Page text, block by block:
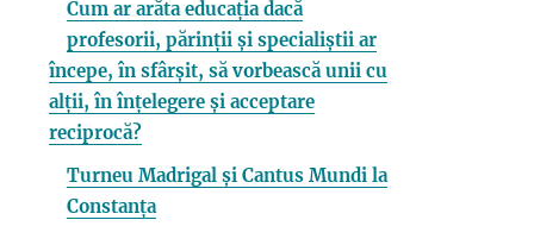
Cum ar arăta educația dacă
profesorii, părinții și specialiștii ar
începe, în sfârșit, să vorbească unii cu
alții, în înțelegere și acceptare
reciprocă?
Turneu Madrigal și Cantus Mundi la
Constanța